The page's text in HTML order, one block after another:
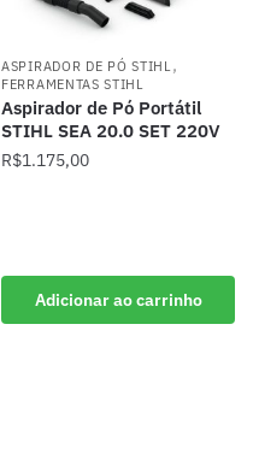
ASPIRADOR DE PÓ STIHL ,
FERRAMENTAS STIHL
Aspirador de Pó Portátil
STIHL SEA 20.0 SET 220V
R$1.175,00
Adicionar ao carrinho